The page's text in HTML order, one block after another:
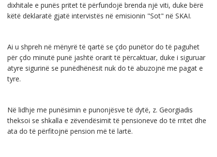
dixhitale e punës pritet të përfundojë brenda një viti, duke bërë
këtë deklaratë gjatë intervistës në emisionin "Sot" në SKAI.
Ai u shpreh në mënyrë të qartë se çdo punëtor do të paguhet
për çdo minutë punë jashtë orarit të përcaktuar, duke i siguruar
atyre sigurinë se punëdhënësit nuk do të abuzojnë me pagat e
tyre.
Në lidhje me punësimin e punonjësve të dytë, z. Georgiadis
theksoi se shkalla e zëvendësimit të pensioneve do të rritet dhe
ata do të përfitojnë pension më të lartë.